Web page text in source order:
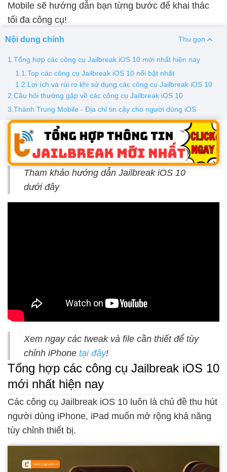
Thay pin
Pin iPhone
Pin Realme
Thay vỏ
Vỏ iPhone Vỏ Samsung Vỏ Xiaomi
Vỏ Huawei Vỏ Vivo
Mobile sẽ hướng dẫn bạn từng bước để khai thác
tối đa công cụ!
Nội dung chính Thu gọn
1.Tổng hợp các công cụ Jailbreak iOS 10 mới nhất hiện nay
1.1.Top các công cụ Jailbreak iOS 10 nổi bật nhất
1.2.Lợi ích và rủi ro khi sử dụng các công cụ Jailbreak iOS 10
2.Câu hỏi thường gặp về các công cụ Jailbreak iOS 10
3.Thành Trung Mobile - Địa chỉ tin cậy cho người dùng iOS
Tham khảo hướng dẫn Jailbreak iOS 10
dưới đây
Xem ngay các tweak và file cần thiết để tùy
chỉnh iPhone tại đây!
Tổng hợp các công cụ Jailbreak iOS 10
mới nhất hiện nay
Các công cụ Jailbreak iOS 10 luôn là chủ đề thu hút
người dùng iPhone, iPad muốn mở rộng khả năng
tùy chỉnh thiết bị.